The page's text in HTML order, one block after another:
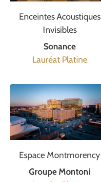
Enceintes Acoustiques
Invisibles
Sonance
Lauréat Platine
Espace Montmorency
Groupe Montoni